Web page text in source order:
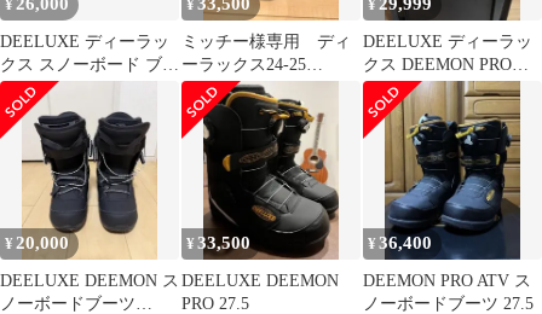
¥26,000
DEELUXE ディーラッ
クス スノーボード ブー
ツ
¥33,500
ミッチー様専用 ディ
ーラックス24-25
DEEMON PRO 28. 5㎝
¥29,999
DEELUXE ディーラッ
クス DEEMON PRO
CTF25.5 美品
¥ 20,000
DEELUXE DEEMON ス
ノーボードブーツ
¥33,500
DEELUXE DEEMON
PRO 27.5
¥36,400
DEEMON PRO ATV ス
ノーボードブーツ 27.5